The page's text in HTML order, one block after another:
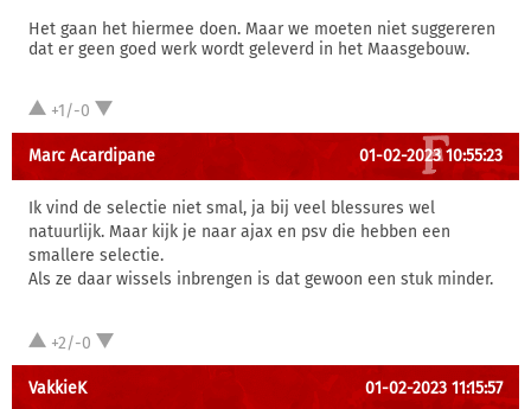
Het gaan het hiermee doen. Maar we moeten niet suggereren
dat er geen goed werk wordt geleverd in het Maasgebouw.
+1/-0
Marc Acardipane 01-02-2023 10:55:23
Ik vind de selectie niet smal, ja bij veel blessures wel
natuurlijk. Maar kijk je naar ajax en psv die hebben een
smallere selectie.
Als ze daar wissels inbrengen is dat gewoon een stuk minder.
+2/-0
VakkieK 01-02-2023 11:15:57